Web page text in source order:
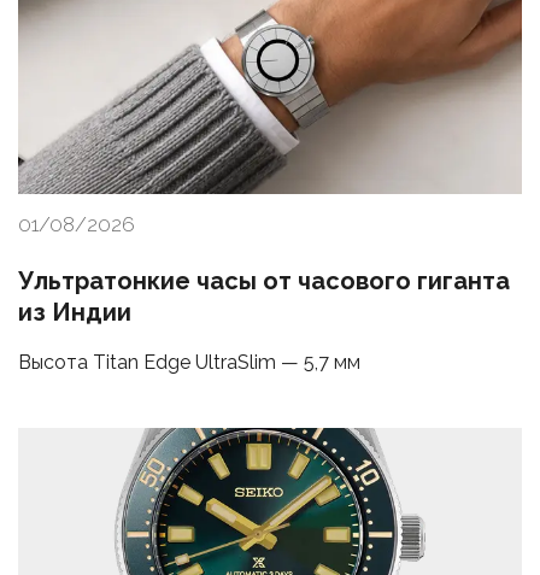
01/08/2026
Ультратонкие часы от часового гиганта
из Индии
Высота Titan Edge UltraSlim — 5,7 мм